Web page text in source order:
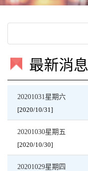
最新消息
20201031星期六
[2020/10/31]
20201030星期五
[2020/10/30]
20201029星期四